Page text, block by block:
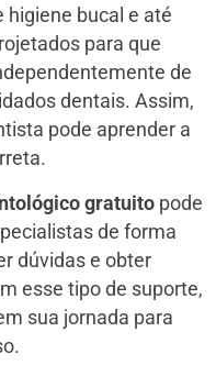
higiene bucal e até
para que
de
dentais. Assim,
pode aprender a
gratuito pode
de forma
dúvidas e obter
esse tipo de suporte,
sua jornada para